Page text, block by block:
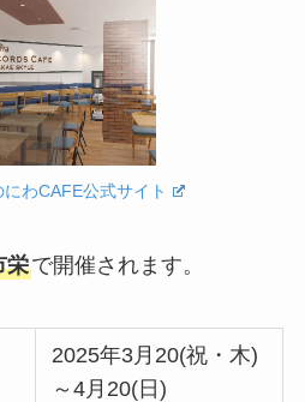
わCAFE公式サイト
栄で開催されます。
2025年3月20(祝・木)
～4月20(日)